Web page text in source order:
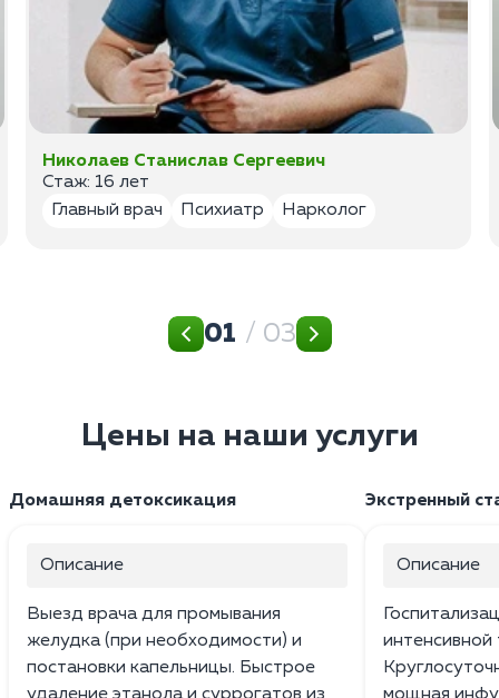
Николаев Станислав Сергеевич
Стаж: 16 лет
Главный врач
Психиатр Нарколог
01 / 03
Цены на наши услуги
Домашняя детоксикация
Описание
Выезд врача для промывания
желудка (при необходимости) и
постановки капельницы. Быстрое
Экстренный
Описание
интенсивной